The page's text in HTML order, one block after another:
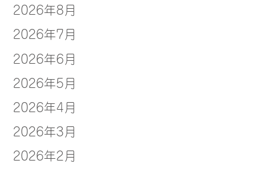
2026年8月
2026年7月
2026年6月
2026年5月
2026年4月
2026年3月
2026年2月